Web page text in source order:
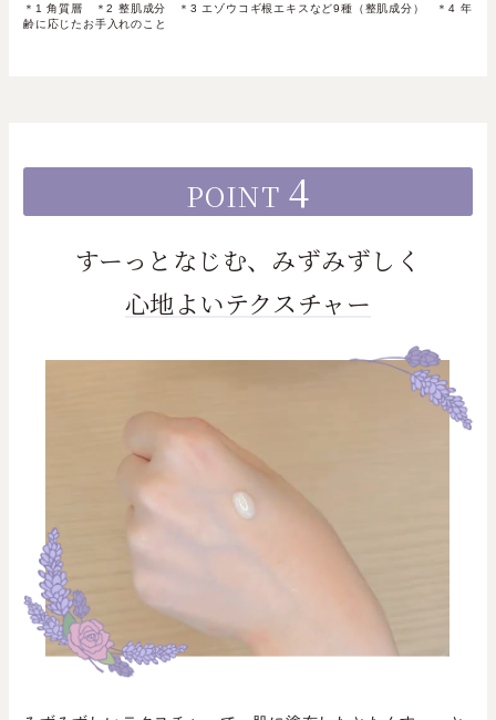
＊1 角質層 ＊2 整肌成分 ＊3 エゾウコギ根エキスなど9種（整肌成分） ＊4 年
齢に応じたお手入れのこと
POINT 4
すーっとなじむ、みずみずしく
心地よいテクスチャー